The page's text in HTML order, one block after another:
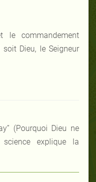
commandement
soit Dieu, le Seigneur
(Pourquoi Dieu ne
explique la